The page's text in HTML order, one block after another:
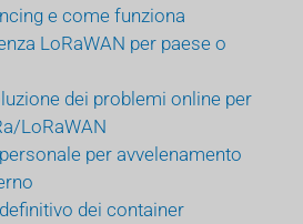
e come funziona
LoRaWAN per paese o
dei problemi online per
LoRaWAN
per avvelenamento
dei container